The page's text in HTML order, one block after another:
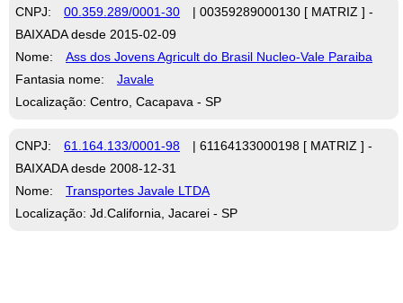
CNPJ: 00.359.289/0001-30
| 00359289000130 [ MATRIZ ] -
BAIXADA desde 2015-02-09
Nome:
Ass dos Jovens Agricult do Brasil Nucleo-Vale Paraiba
Fantasia nome:
Javale
Localização: Centro, Cacapava - SP
CNPJ: 61.164.133/0001-98
| 61164133000198 [ MATRIZ ] -
BAIXADA desde 2008-12-31
Nome:
Transportes Javale LTDA
Localização: Jd.California, Jacarei - SP